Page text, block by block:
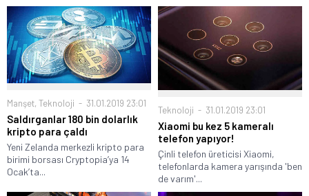
Manşet, Teknoloji 31.01.2019 23:01
Saldırganlar 180 bin dolarlık
kripto para çaldı
Yeni Zelanda merkezli kripto para
birimi borsası Cryptopia’ya 14
Ocak’ta...
Teknoloji 31.01.2019 23:01
Xiaomi bu kez 5 kameralı
telefon yapıyor!
Çinli telefon üreticisi Xiaomi,
telefonlarda kamera yarışında 'ben
de varım'...